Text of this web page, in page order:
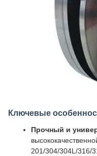
Ключевые
Прочный и
201/304/304L/316/